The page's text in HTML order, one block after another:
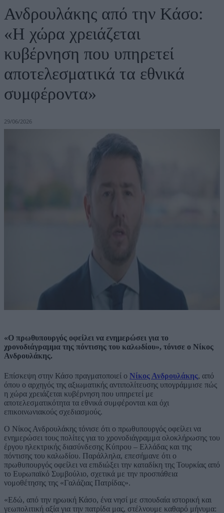
Ανδρουλάκης από την Κάσο:
«Η χώρα χρειάζεται
κυβέρνηση που υπηρετεί
αποτελεσματικά τα εθνικά
συμφέροντα»
29/06/2026
«Ο πρωθυπουργός οφείλει να ενημερώσει για το
χρονοδιάγραμμα της πόντισης του καλωδίου», τόνισε ο Νίκος
Ανδρουλάκης.
Επίσκεψη στην Κάσο πραγματοποιεί ο Νίκος Ανδρουλάκης, από
όπου ο αρχηγός της αξιωματικής αντιπολίτευσης υπογράμμισε πώς
η χώρα χρειάζεται κυβέρνηση που υπηρετεί με
αποτελεσματικότητα τα εθνικά συμφέρονται και όχι
επικοινωνιακούς σχεδιασμούς.
Ο Νίκος Ανδρουλάκης τόνισε ότι ο πρωθυπουργός οφείλει να
ενημερώσει τους πολίτες για το χρονοδιάγραμμα ολοκλήρωσης του
έργου ηλεκτρικής διασύνδεσης Κύπρου – Ελλάδας και της
πόντισης του καλωδίου. Παράλληλα, επεσήμανε ότι ο
πρωθυπουργός οφείλει να επιδιώξει την καταδίκη της Τουρκίας από
το Ευρωπαϊκό Συμβούλιο, σχετικά με την προσπάθεια
νομοθέτησης της «Γαλάζιας Πατρίδας».
«Εδώ, από την ηρωική Κάσο, ένα νησί με σπουδαία ιστορική και
γεωπολιτική αξία για την πατρίδα μας, στέλνουμε καθαρό μήνυμα: